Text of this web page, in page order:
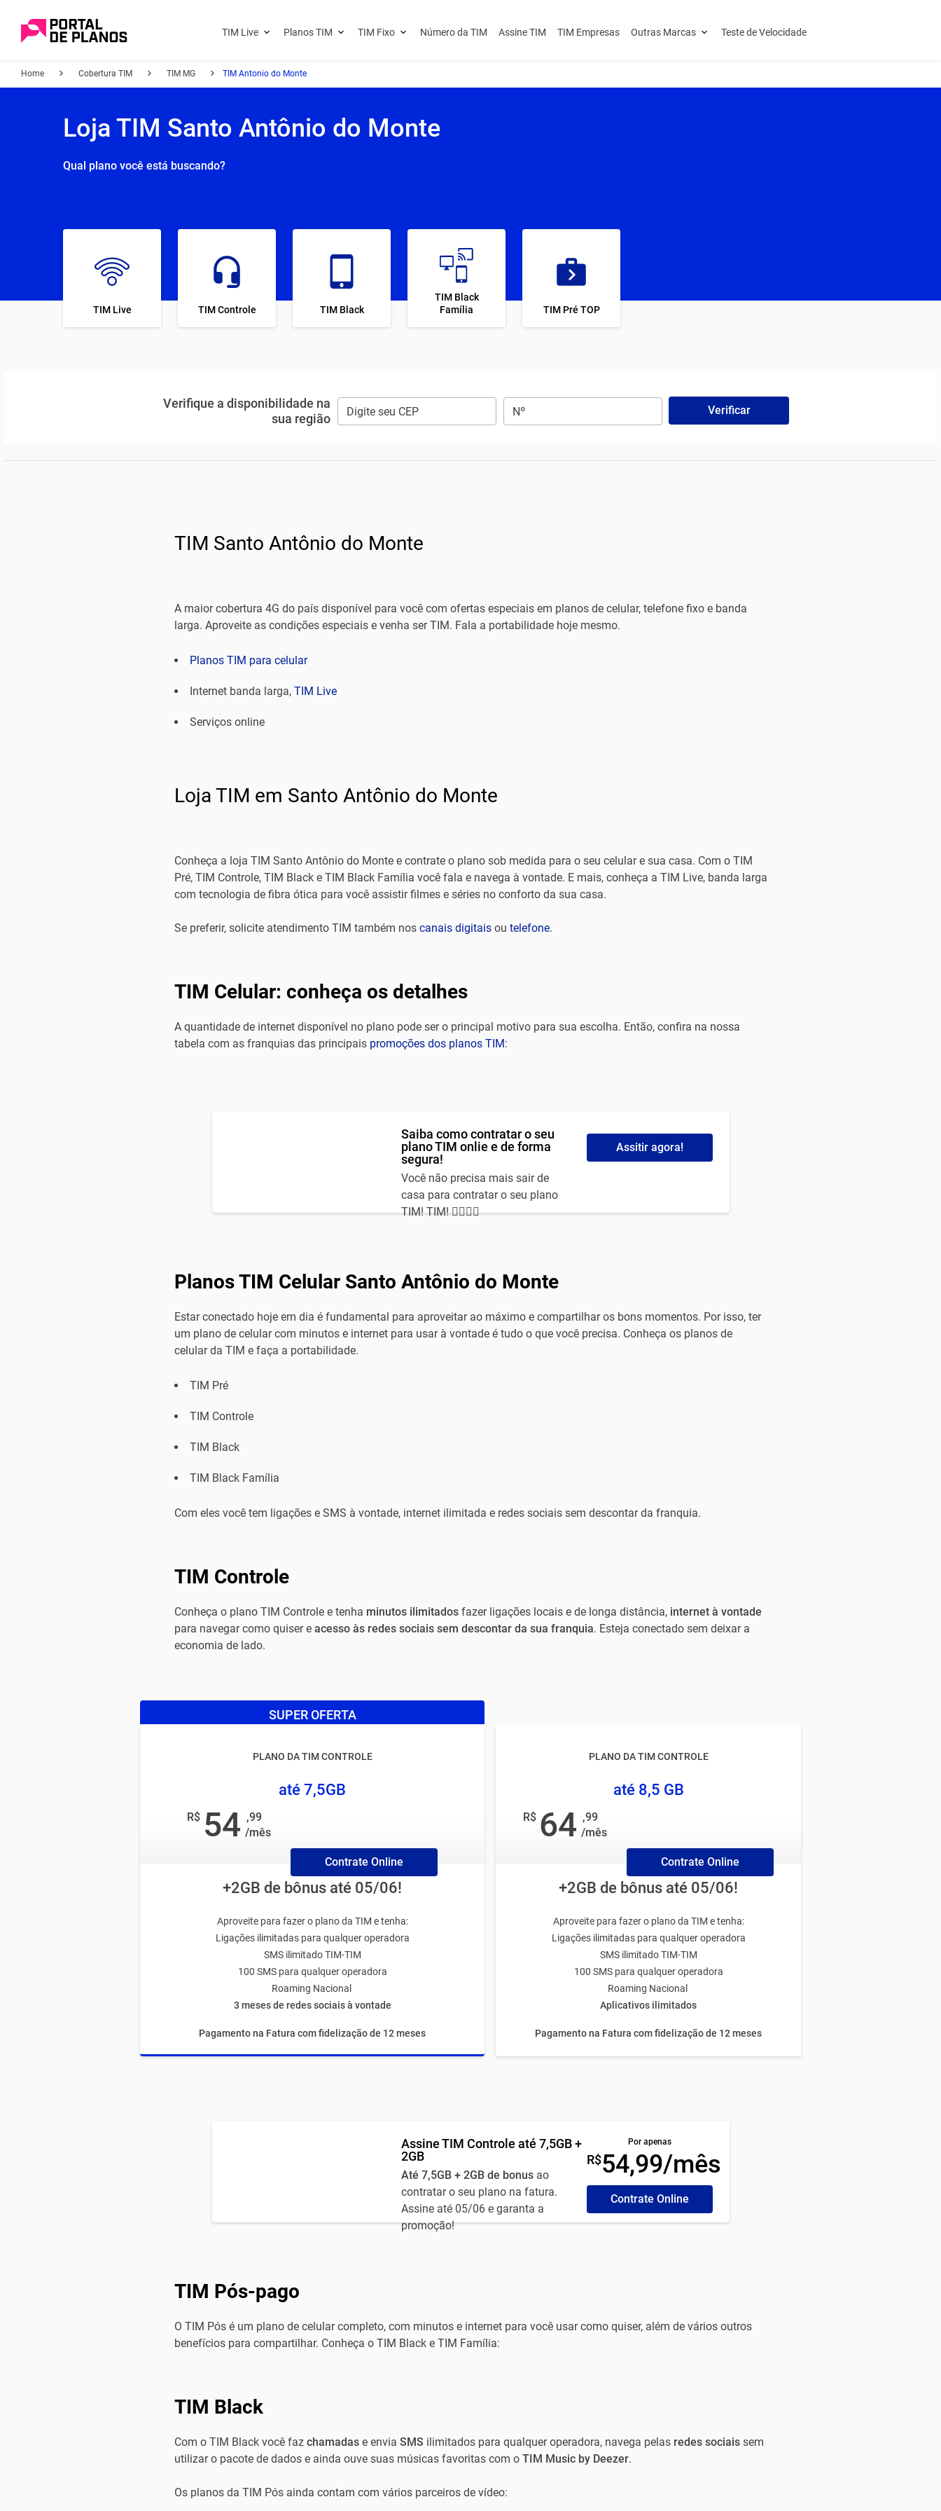
TIM Live Planos TIM TIM Fixo Número da TIM Assine TIM TIM Empresas Outras Marcas Teste de Velocidade
Home Cobertura TIM TIM MG TIM Antonio do Monte
Loja TIM Santo Antônio do Monte
Qual plano você está buscando?
TIM Live TIM Controle TIM Black
TIM Black
Família
TIM Pré TOP
Verifique a disponibilidade na
sua região
Verificar
TIM Santo Antônio do Monte
A maior cobertura 4G do país disponível para você com ofertas especiais em planos de celular, telefone fixo e banda
larga. Aproveite as condições especiais e venha ser TIM. Fala a portabilidade hoje mesmo.
Planos TIM para celular
Internet banda larga, TIM Live
Serviços online
Loja TIM em Santo Antônio do Monte
Conheça a loja TIM Santo Antônio do Monte e contrate o plano sob medida para o seu celular e sua casa. Com o TIM
Pré, TIM Controle, TIM Black e TIM Black Família você fala e navega à vontade. E mais, conheça a TIM Live, banda larga
com tecnologia de fibra ótica para você assistir filmes e séries no conforto da sua casa.
Se preferir, solicite atendimento TIM também nos canais digitaisou telefone.
TIM Celular: conheça os detalhes
A quantidade de internet disponível no plano pode ser o principal motivo para sua escolha. Então, confira na nossa
tabela com as franquias das principaispromoções dos planos TIM:
Saiba como contratar o seu
plano TIM onlie e de forma
segura!
Você não precisa mais sair de
casa para contratar o seu plano
TIM! TIM! 🙅‍♀️🙅‍♂️
Assitir agora!
Planos TIM Celular Santo Antônio do Monte
Estar conectado hoje em dia é fundamental para aproveitar ao máximo e compartilhar os bons momentos. Por isso, ter
um plano de celular com minutos e internet para usar à vontade é tudo o que você precisa. Conheça os planos de
celular da TIM e faça a portabilidade.
TIM Pré
TIM Controle
TIM Black
TIM Black Família
Com eles você tem ligações e SMS à vontade, internet ilimitada e redes sociais sem descontar da franquia.
TIM Controle
Conheça o plano TIM Controle e tenha minutos ilimitadosfazer ligações locais e de longa distância, internet à vontade
para navegar como quiser e acesso às redes sociais sem descontar da sua franquia. Esteja conectado sem deixar a
economia de lado.
SUPER OFERTA
PLANO DA TIM CONTROLE
até 7,5GB
R$ 54 ,99
/mês
Contrate Online
+2GB de bônus até 05/06!
Aproveite para fazer o plano da TIM e tenha:
Ligações ilimitadas para qualquer operadora
SMS ilimitado TIM-TIM
100 SMS para qualquer operadora
Roaming Nacional
3 meses de redes sociais à vontade
Pagamento na Fatura com fidelização de 12 meses
PLANO DA TIM CONTROLE
até 8,5 GB
R$ 64 ,99
/mês
Contrate Online
+2GB de bônus até 05/06!
Aproveite para fazer o plano da TIM e tenha:
Ligações ilimitadas para qualquer operadora
SMS ilimitado TIM-TIM
100 SMS para qualquer operadora
Roaming Nacional
Aplicativos ilimitados
Pagamento na Fatura com fidelização de 12 meses
Assine TIM Controle até 7,5GB +
2GB
Até 7,5GB + 2GB de bonus ao
contratar o seu plano na fatura.
Assine até 05/06 e garanta a
promoção!
Por apenas
R$54,99/mês
Contrate Online
TIM Pós-pago
O TIM Pós é um plano de celular completo, com minutos e internet para você usar como quiser, além de vários outros
benefícios para compartilhar. Conheça o TIM Black e TIM Família:
TIM Black
Com o TIM Black você fazchamadas e envia SMS ilimitados para qualquer operadora, navega pelasredes sociaissem
utilizar o pacote de dados e ainda ouve suas músicas favoritas com o TIM Music by Deezer.
Os planos da TIM Pós ainda contam com vários parceiros de vídeo: